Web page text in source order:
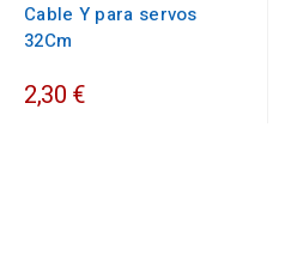
Cable Y para servos
32Cm
2,30 €